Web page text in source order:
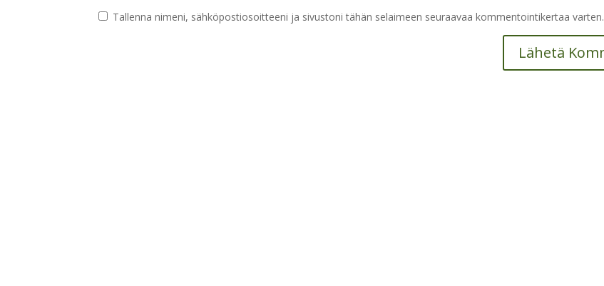
Tallenna nimeni, sähköpostiosoitteeni ja sivustoni tähän selaimeen seuraavaa kommentointikertaa varten.